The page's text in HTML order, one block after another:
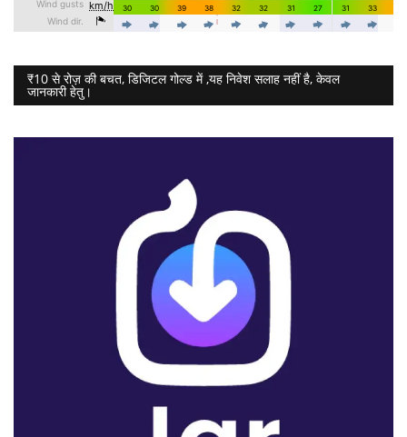
₹10 से रोज़ की बचत, डिजिटल गोल्ड में ,यह निवेश सलाह नहीं है, केवल
जानकारी हेतु।